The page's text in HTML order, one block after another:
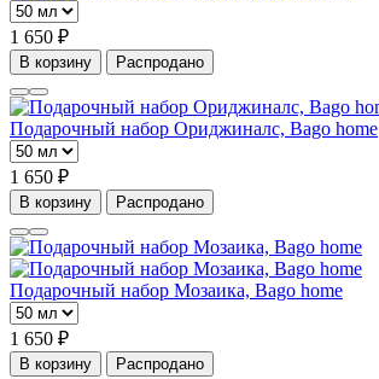
1 650 ₽
В корзину Распродано
Подарочный набор Ориджиналс, Bago home
1 650 ₽
В корзину Распродано
Подарочный набор Мозаика, Bago home
1 650 ₽
В корзину Распродано